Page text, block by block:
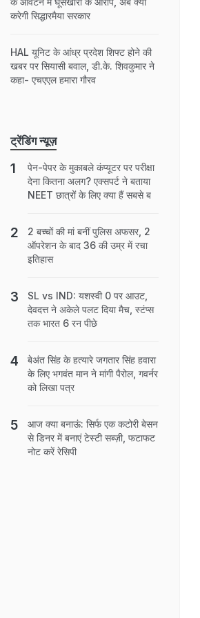
करेगी सिद्धारमैया सरकार
HAL यूनिट के आंध्र प्रदेश शिफ्ट होने की
खबर पर सियासी बवाल, डी.के. शिवकुमार ने
कहा- एचएएल हमारा गौरव
ट्रेंडिंग न्यूज़
पेन-पेपर के मुकाबले कंप्यूटर पर परीक्षा
देना कितना अलग? एक्सपर्ट ने बताया
NEET छात्रों के लिए क्या हैं सबसे ब
2 बच्चों की मां बनीं पुल‍िस अफसर, 2
ऑपरेशन के बाद 36 की उम्र में रचा
इतिहास
SL vs IND: यशस्वी 0 पर आउट,
देवदत्त ने अकेले पलट दिया मैच, स्टंप्स
तक भारत 6 रन पीछे
बेअंत सिंह के हत्यारे जगतार सिंह हवारा
के लिए भगवंत मान ने मांगी पैरोल, गवर्नर
को लिखा पत्र
आज क्या बनाऊं: सिर्फ एक कटोरी बेसन
से डिनर में बनाएं टेस्टी सब्ज़ी, फटाफट
नोट करें रेसिपी